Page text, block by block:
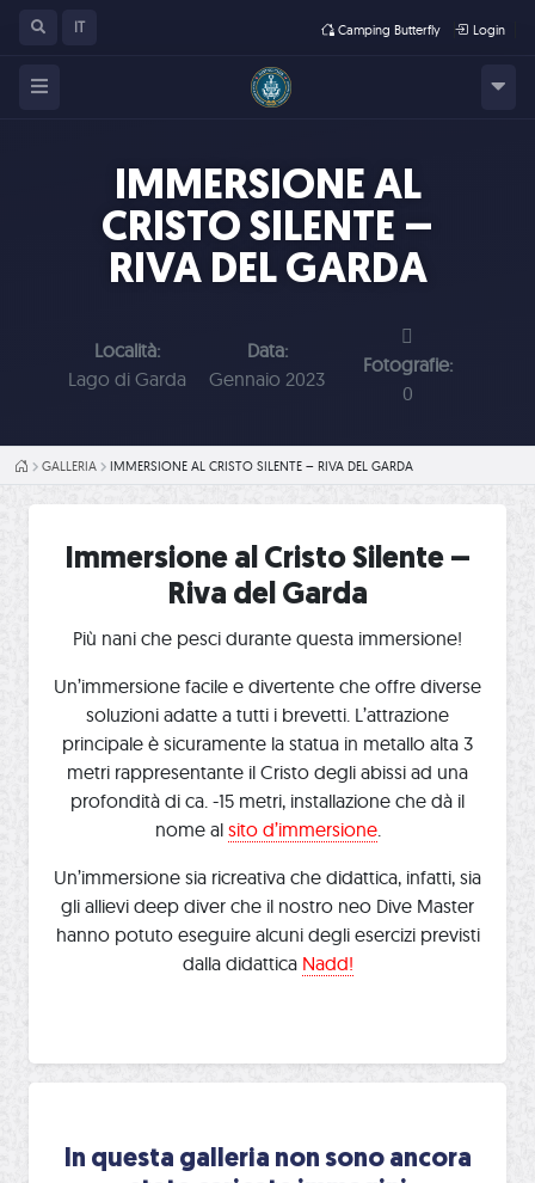
IT Camping Butterfly Login
IMMERSIONE AL
CRISTO SILENTE –
RIVA DEL GARDA
Località:
Lago di Garda
Data:
Gennaio 2023
Fotografie:
0
HOME
GALLERIA IMMERSIONE AL CRISTO SILENTE – RIVA DEL GARDA
Immersione al Cristo Silente –
Riva del Garda
Più nani che pesci durante questa immersione!
Un’immersione facile e divertente che offre diverse
soluzioni adatte a tutti i brevetti. L’attrazione
principale è sicuramente la statua in metallo alta 3
metri rappresentante il Cristo degli abissi ad una
profondità di ca. -15 metri, installazione che dà il
nome al sito d’immersione.
Un’immersione sia ricreativa che didattica, infatti, sia
gli allievi deep diver che il nostro neo Dive Master
hanno potuto eseguire alcuni degli esercizi previsti
dalla didattica Nadd!
In questa galleria non sono ancora